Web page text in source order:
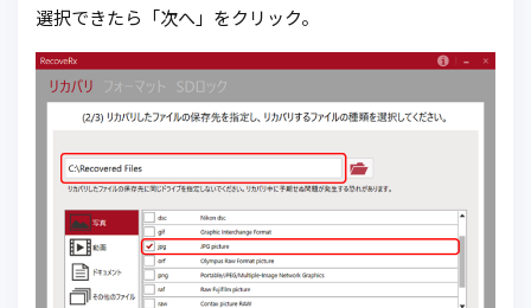
選択できたら「次へ」をクリック。